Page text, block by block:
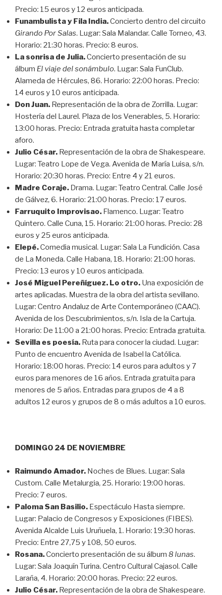
Precio: 15 euros y 12 euros anticipada.
Funambulista y Fila India.Concierto dentro del circuito
Girando Por Salas. Lugar: Sala Malandar. Calle Torneo, 43.
Horario: 21:30 horas. Precio: 8 euros.
La sonrisa de Julia.Concierto presentación de su
álbum El viaje del sonámbulo. Lugar: Sala FunClub.
Alameda de Hércules, 86. Horario: 22:00 horas. Precio:
14 euros y 10 euros anticipada.
Don Juan. Representación de la obra de Zorrilla. Lugar:
Hostería del Laurel. Plaza de los Venerables, 5. Horario:
13:00 horas. Precio: Entrada gratuita hasta completar
aforo.
Julio César. Representación de la obra de Shakespeare.
Lugar: Teatro Lope de Vega. Avenida de María Luisa, s/n.
Horario: 20:30 horas. Precio: Entre 4 y 21 euros.
Madre Coraje. Drama. Lugar: Teatro Central. Calle José
de Gálvez, 6. Horario: 21:00 horas. Precio: 17 euros.
Farruquito Improvisao. Flamenco. Lugar: Teatro
Quintero. Calle Cuna, 15. Horario: 21:00 horas. Precio: 28
euros y 25 euros anticipada.
Elepé.Comedia musical. Lugar: Sala La Fundición. Casa
de La Moneda. Calle Habana, 18. Horario: 21:00 horas.
Precio: 13 euros y 10 euros anticipada.
José Miguel Pereñíguez. Lo otro. Una exposición de
artes aplicadas. Muestra de la obra del artista sevillano.
Lugar: Centro Andaluz de Arte Contemporáneo (CAAC).
Avenida de los Descubrimientos, s/n. Isla de la Cartuja.
Horario: De 11:00 a 21:00 horas. Precio: Entrada gratuita.
Sevilla es poesía. Ruta para conocer la ciudad. Lugar:
Punto de encuentro Avenida de Isabel la Católica.
Horario: 18:00 horas. Precio: 14 euros para adultos y 7
euros para menores de 16 años. Entrada gratuita para
menores de 5 años. Entradas para grupos de 4 a 8
adultos 12 euros y grupos de 8 o más adultos a 10 euros.
DOMINGO 24 DE NOVIEMBRE
Raimundo Amador. Noches de Blues. Lugar: Sala
Custom. Calle Metalurgia, 25. Horario: 19:00 horas.
Precio: 7 euros.
Paloma San Basilio. Espectáculo Hasta siempre.
Lugar: Palacio de Congresos y Exposiciones (FIBES).
Avenida Alcalde Luis Uruñuela, 1. Horario: 19:30 horas.
Precio: Entre 27,75 y 108, 50 euros.
Rosana.Concierto presentación de su álbum 8 lunas.
Lugar: Sala Joaquín Turina. Centro Cultural Cajasol. Calle
Laraña, 4. Horario: 20:00 horas. Precio: 22 euros.
Julio César. Representación de la obra de Shakespeare.